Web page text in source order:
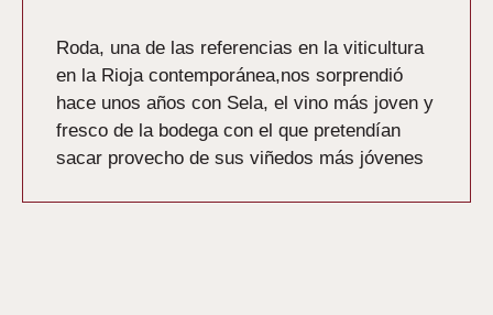
Roda, una de las referencias en la viticultura
en la Rioja contemporánea,nos sorprendió
hace unos años con Sela, el vino más joven y
fresco de la bodega con el que pretendían
sacar provecho de sus viñedos más jóvenes